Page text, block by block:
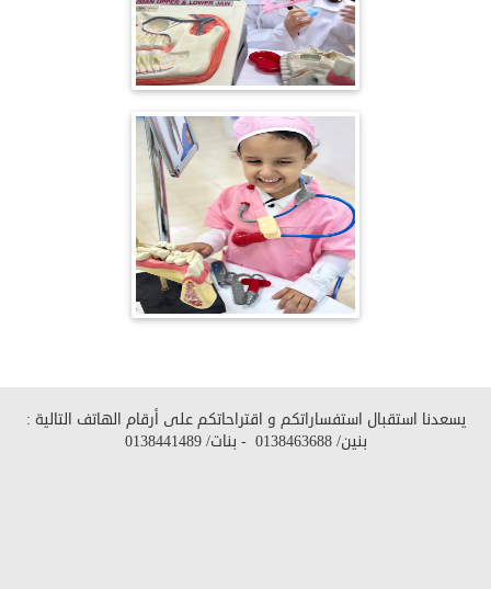
يسعدنا استقبال استفساراتكم و اقتراحاتكم على أرقام الهاتف التالية :
بنين/0138463688 - بنات/0138441489